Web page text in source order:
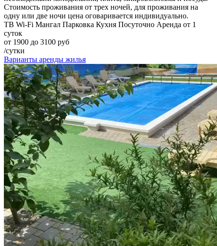
Стоимость проживания от трех ночей, для проживания на
одну или две ночи цена оговаривается индивидуально.
ТВ Wi-Fi Мангал Парковка Кухня Посуточно Аренда от 1
суток
от 1900 до 3100 руб
/сутки
Варианты аренды жилья